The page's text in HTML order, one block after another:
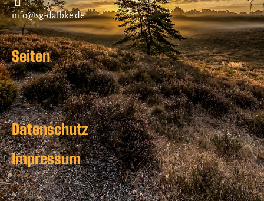
info@sg-dalbke.de
Seiten
Datenschutz
Impressum